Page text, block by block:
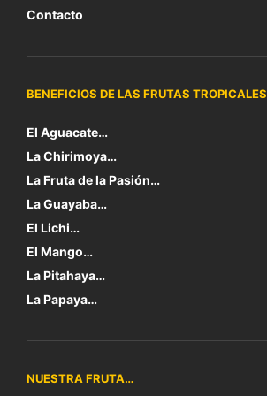
Contacto
BENEFICIOS DE LAS FRUTAS TROPICALES
El Aguacate…
La Chirimoya…
La Fruta de la Pasión…
La Guayaba…
El Lichi…
El Mango…
La Pitahaya…
La Papaya…
NUESTRA FRUTA…